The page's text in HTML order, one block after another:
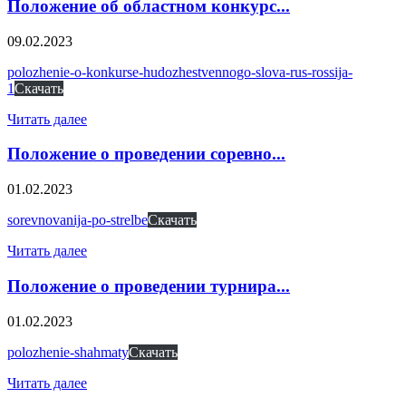
Положение об областном конкурс...
09.02.2023
polozhenie-o-konkurse-hudozhestvennogo-slova-rus-rossija-
1Скачать
Читать далее
Положение о проведении соревно...
01.02.2023
sorevnovanija-po-strelbeСкачать
Читать далее
Положение о проведении турнира...
01.02.2023
polozhenie-shahmatyСкачать
Читать далее